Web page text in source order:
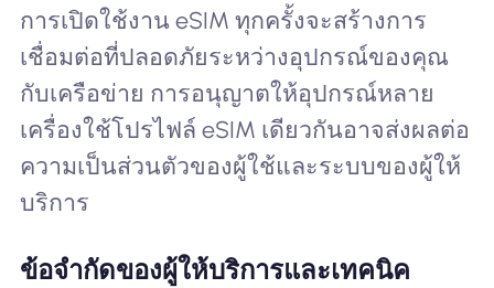
การเปิดใช้งาน eSIM ทุกครั้งจะสร้างการ
เชื่อมต่อที่ปลอดภัยระหว่างอุปกรณ์ของคุณ
กับเครือข่าย การอนุญาตให้อุปกรณ์หลาย
เครื่องใช้โปรไฟล์ eSIM เดียวกันอาจส่งผลต่อ
ความเป็นส่วนตัวของผู้ใช้และระบบของผู้ให้
บริการ
ข้อจำกัดของผู้ให้บริการและเทคนิค